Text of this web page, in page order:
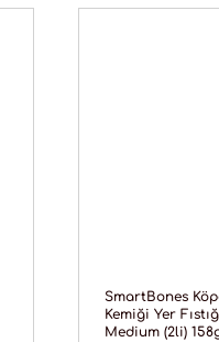
SmartBones
Kemiği Yer
Medium (2li)